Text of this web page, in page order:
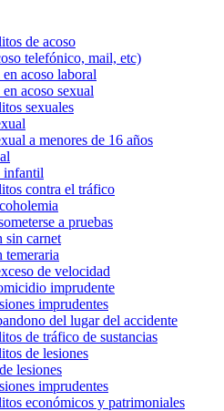
de acoso
telefónico, mail, etc)
acoso laboral
acoso sexual
sexuales
a menores de 16 años
infantil
contra el tráfico
a pruebas
sin carnet
temeraria
de velocidad
imprudente
imprudentes
del lugar del accidente
de tráfico de sustancias
de lesiones
lesiones
imprudentes
económicos y patrimoniales